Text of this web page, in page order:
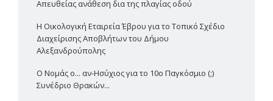
Απευθείας ανάθεση δια της πλαγίας οδού
Η Οικολογική Εταιρεία Έβρου για το Τοπικό Σχέδιο
Διαχείρισης Αποβλήτων του Δήμου
Αλεξανδρούπολης
Ο Νομάς ο... αν-Ησύχιος για το 10ο Παγκόσμιο (;)
Συνέδριο Θρακών...